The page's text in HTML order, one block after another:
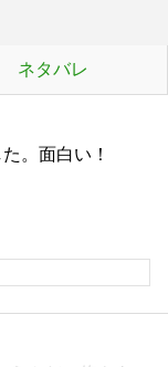
ネタバレ
。面白い！